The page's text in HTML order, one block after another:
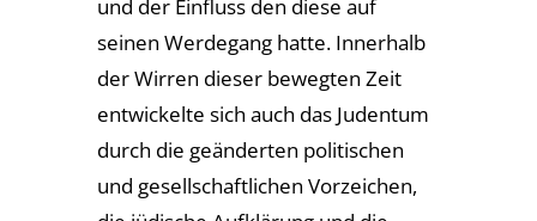
und der Einfluss den diese auf
seinen Werdegang hatte. Innerhalb
der Wirren dieser bewegten Zeit
entwickelte sich auch das Judentum
durch die geänderten politischen
und gesellschaftlichen Vorzeichen,